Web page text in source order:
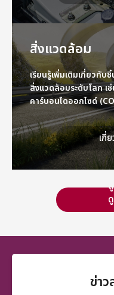
สิ่งแวดล้อม
เรียนรู้เพิ่มเติมเกี่ยวกั
สิ่งแวดล้อมระดับโลก เ
คาร์บอนไดออกไซด์ (CO
เกี่
เกี่
ข่าว